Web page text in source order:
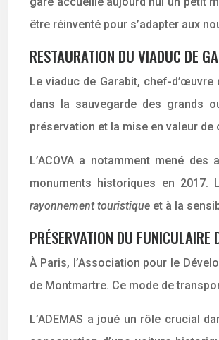
être réinventé pour s’adapter aux
RESTAURATION DU VIADUC DE
Le viaduc de Garabit, chef-
dans la sauvegarde des grands
préservation et la mise en valeur
L’ACOVA a notamment mené
monuments historiques en 2017.
rayonnement touristique et à la
PRÉSERVATION DU
À Paris, l’Association pour le
de Montmartre. Ce mode de
L’ADEMAS a joué un rôle crucial